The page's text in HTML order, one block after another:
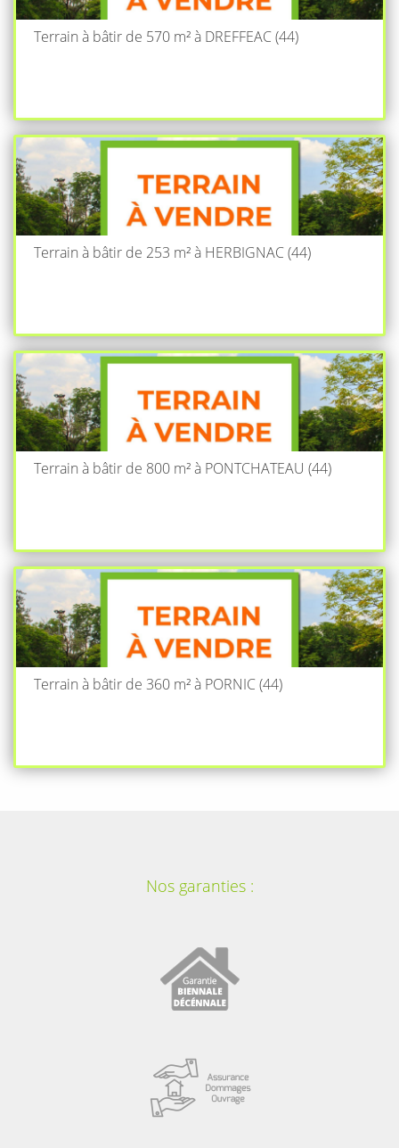
Terrain à bâtir de 570 m² à DREFFEAC (44)
Terrain à bâtir de 253 m² à HERBIGNAC (44)
Terrain à bâtir de 800 m² à PONTCHATEAU (44)
Terrain à bâtir de 360 m² à PORNIC (44)
Nos garanties :